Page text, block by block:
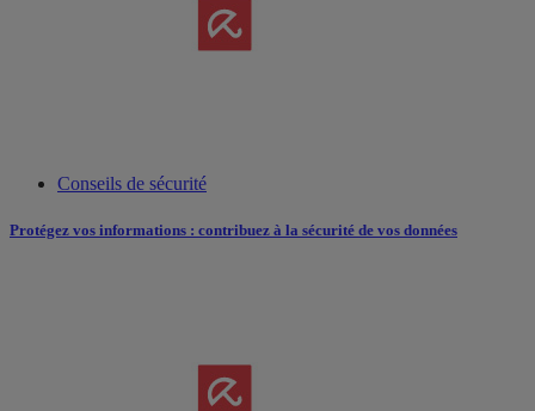
Conseils de sécurité
Protégez vos informations : contribuez à la sécurité de vos données